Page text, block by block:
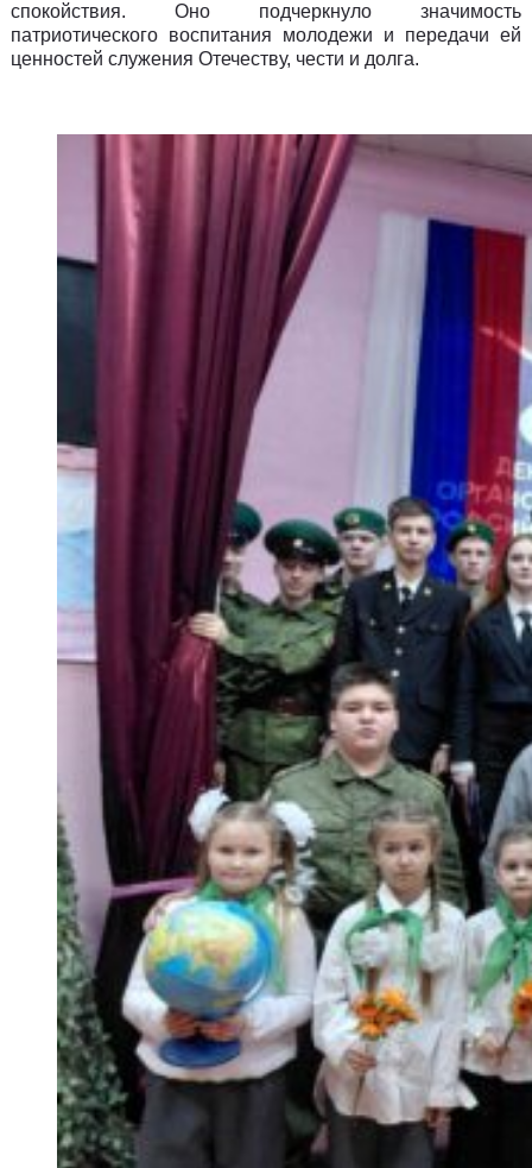
спокойствия. Оно подчеркнуло значимость
патриотического воспитания молодежи и передачи ей
ценностей служения Отечеству, чести и долга.